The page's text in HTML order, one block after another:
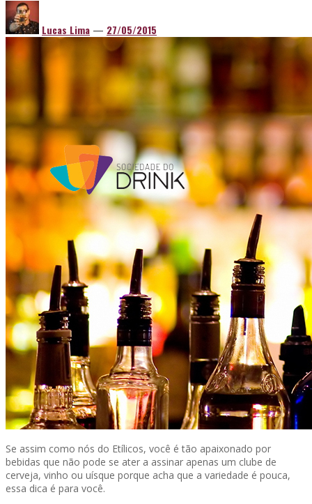
Lucas Lima — 27/05/2015
Se assim como nós do Etílicos, você é tão apaixonado por
bebidas que não pode se ater a assinar apenas um clube de
cerveja, vinho ou uísque porque acha que a variedade é pouca,
essa dica é para você.